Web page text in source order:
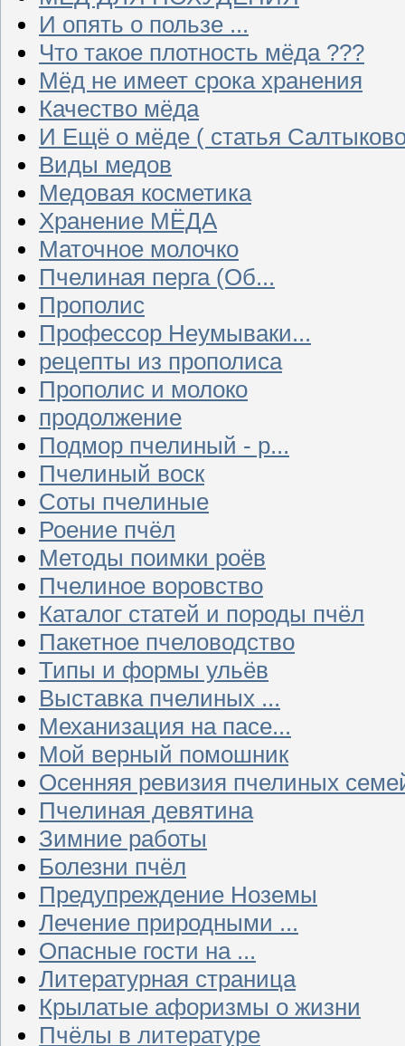
И опять о пользе ...
Что такое плотность мёда ???
Мёд не имеет срока хранения
Качество мёда
И Ещё о мёде ( статья
Виды медов
Медовая косметика
Хранение МЁДА
Маточное молочко
Пчелиная перга (Об...
Прополис
Профессор Неумываки...
рецепты из прополиса
Прополис и молоко
продолжение
Подмор пчелиный - р...
Пчелиный воск
Соты пчелиные
Роение пчёл
Методы поимки роёв
Пчелиное воровство
Каталог статей и породы пчёл
Пакетное пчеловодство
Типы и формы ульёв
Выставка пчелиных ...
Механизация на пасе...
Мой верный помошник
Осенняя ревизия пчелиных
Пчелиная девятина
Зимние работы
Болезни пчёл
Предупреждение Ноземы
Лечение природными ...
Опасные гости на ...
Литературная страница
Крылатые афоризмы о жизни
Пчёлы в литературе